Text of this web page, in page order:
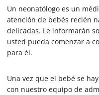
o
n
d
s
Un neonatólogo es un
atención de bebés recién
delicadas. Le informarán
usted pueda comenzar a
para él.
Una vez que el bebé se
con nuestro equipo de